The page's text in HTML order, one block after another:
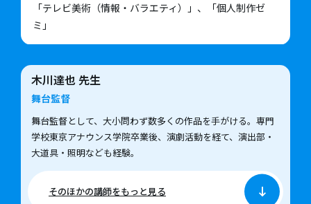
「テレビ美術（情報・バラエティ）」、「個人制作ゼ
ミ」
木川達也 先生
舞台監督
舞台監督として、大小問わず数多くの作品を手がける。専門
学校東京アナウンス学院卒業後、演劇活動を経て、演出部・
大道具・照明なども経験。
そのほかの講師をもっと見る